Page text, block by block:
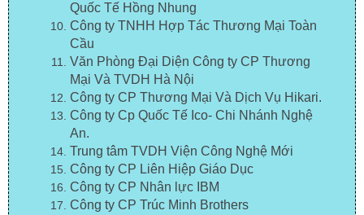
Quốc Tế Hồng Nhung
Công ty TNHH Hợp Tác Thương Mại Toàn
Cầu
Văn Phòng Đại Diện Công ty CP Thương
Mại Và TVDH Hà Nội
Công ty CP Thương Mại Và Dịch Vụ Hikari.
Công ty Cp Quốc Tế Ico- Chi Nhánh Nghệ
An.
Trung tâm TVDH Viện Công Nghệ Mới
Công ty CP Liên Hiệp Giáo Dục
Công ty CP Nhân lực IBM
Công ty CP Trúc Minh Brothers